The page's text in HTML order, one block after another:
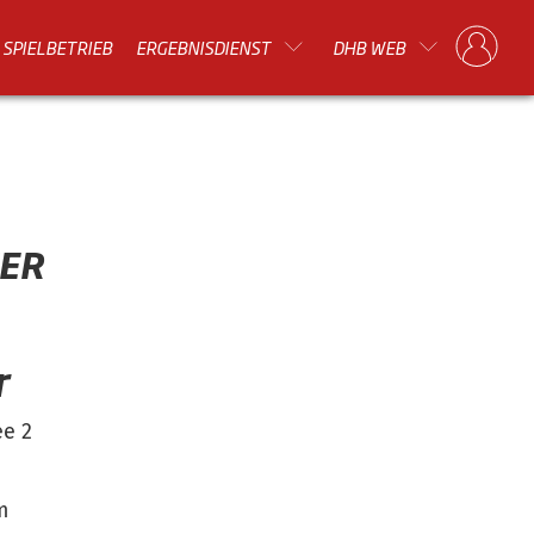
SPIELBETRIEB ERGEBNISDIENST DHB WEB
2